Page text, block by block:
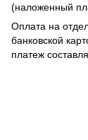
(наложенный
Оплата на
банковской
платеж